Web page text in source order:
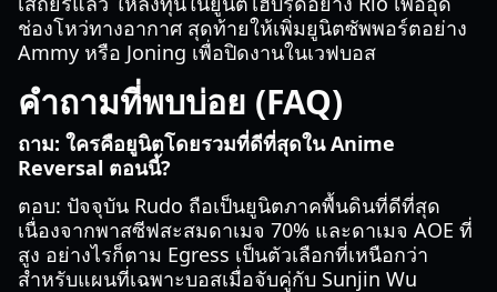
ช่องโหว่ทางอากาศ สุดท้ายให้เพิ่มยูนิตซัพพอร์ตอย่าง
Ammy หรือ Joning เพื่อปิดงานในเวฟบอส
คำถามที่พบบ่อย (FAQ)
ถาม: ใครคือยูนิตโดยรวมที่ดีที่สุดใน Anime
Reversal ตอนนี้?
ตอบ: ปัจจุบัน Rudo ถือเป็นยูนิตภาคพื้นดินที่ดีที่สุด
เนื่องจากพาสซีฟสะสมดาเมจ 70% และดาเมจ AOE ที่
สูง อย่างไรก็ตาม Egress เป็นตัวเลือกที่เหนือกว่า
สำหรับแผนที่เฉพาะบอสเมื่อจับคู่กับ Sunjin Wu